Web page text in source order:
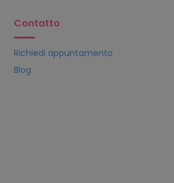
Contatto
Richiedi appuntamento
Blog